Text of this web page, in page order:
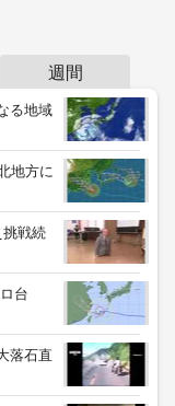
週間
る地域
地方に
挑戦続
台
落石直